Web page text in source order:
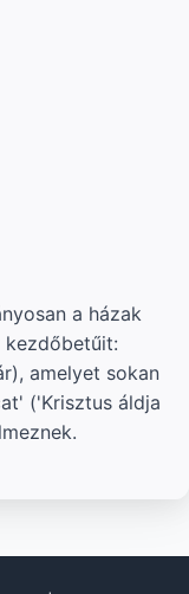
a házak
kezdőbetűit:
amelyet sokan
('Krisztus áldja